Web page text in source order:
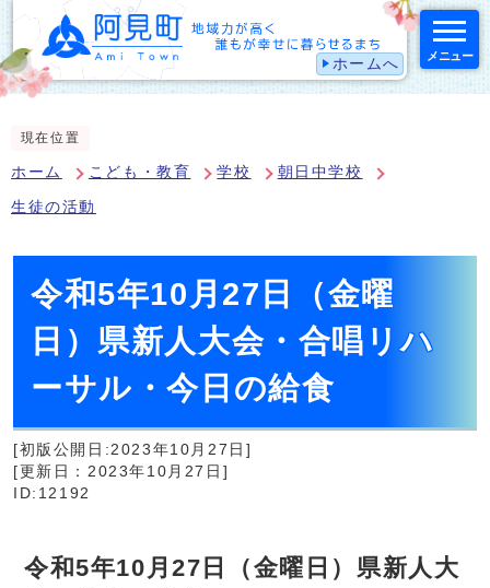
ホームへ メニュー
現在位置
ホーム こども・教育 学校 朝日中学校
生徒の活動
令和5年10月27日（金曜
日）県新人大会・合唱リハ
ーサル・今日の給食
[初版公開日:2023年10月27日]
[更新日：2023年10月27日]
ID:12192
令和5年10月27日（金曜日）県新人大